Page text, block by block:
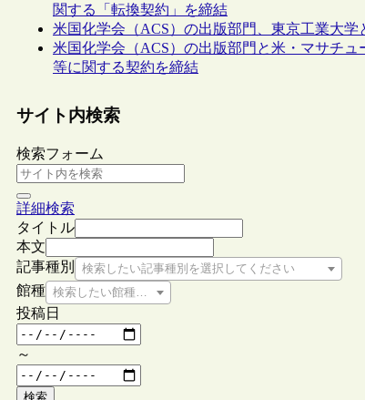
関する「転換契約」を締結
米国化学会（ACS）の出版部門、東京工業大学
米国化学会（ACS）の出版部門と米・マサチ
等に関する契約を締結
サイト内検索
検索フォーム
詳細検索
タイトル
本文
記事種別
検索したい記事種別を選択してください
館種 検索したい館種を選択してください
投稿日
～
検索